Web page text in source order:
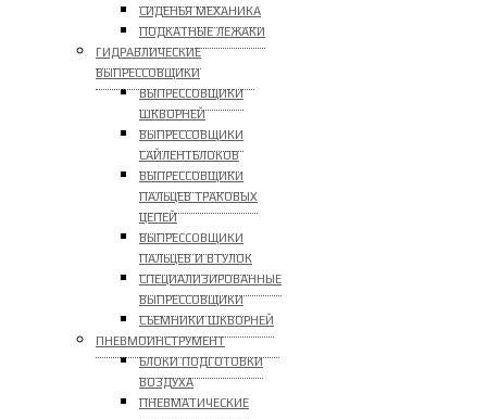
СИДЕНЬЯ МЕХАНИКА
ПОДКАТНЫЕ ЛЕЖАКИ
ГИДРАВЛИЧЕСКИЕ
ВЫПРЕССОВЩИКИ
ВЫПРЕССОВЩИКИ
ШКВОРНЕЙ
ВЫПРЕССОВЩИКИ
САЙЛЕНТБЛОКОВ
ВЫПРЕССОВЩИКИ
ПАЛЬЦЕВ ТРАКОВЫХ
ЦЕПЕЙ
ВЫПРЕССОВЩИКИ
ПАЛЬЦЕВ И ВТУЛОК
СПЕЦИАЛИЗИРОВАННЫЕ
ВЫПРЕССОВЩИКИ
CЪЕМНИКИ ШКВОРНЕЙ
ПНЕВМОИНСТРУМЕНТ
БЛОКИ ПОДГОТОВКИ
ВОЗДУХА
ПНЕВМАТИЧЕСКИЕ